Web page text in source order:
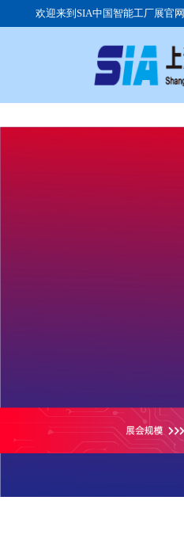
欢迎来到SIA中国智能工厂展官网